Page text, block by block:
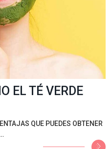
EL TÉ VERDE
QUE PUEDES OBTENER